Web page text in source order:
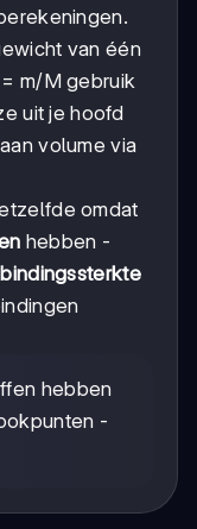
van één
m/M gebruik
uit je hoofd
volume via
omdat
hebben -
bindingssterkte
hebben
-